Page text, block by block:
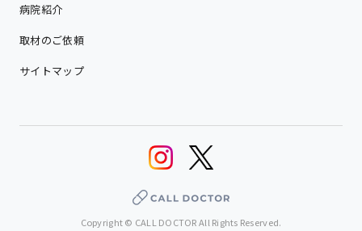
病院紹介
取材のご依頼
サイトマップ
Copyright © CALL DOCTOR All Rights Reserved.